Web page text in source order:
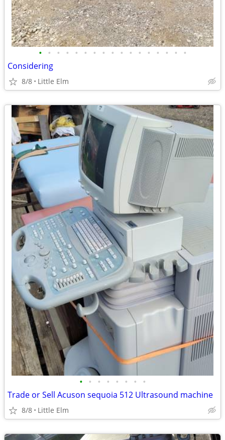
• • • • • • • • • • • • • • • • •
Considering
8/8 Little Elm
• • • • • • • •
Trade or Sell Acuson sequoia 512 Ultrasound machine
8/8 Little Elm